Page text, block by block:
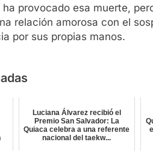
provocado esa muerte,
relación amorosa con el
por sus propias manos.
Luciana Álvarez recibió el
Premio San Salvador: La
Quiaca celebra a una referente
nacional del taekw...